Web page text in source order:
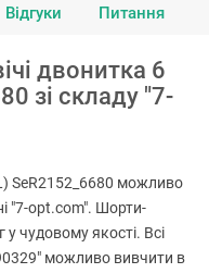
Відгуки Питання
двонитка 6
зі складу "7-
SeR2152_6680 можливо
"7-opt.com". Шорти-
чудовому якості. Всі
можливо вивчити в